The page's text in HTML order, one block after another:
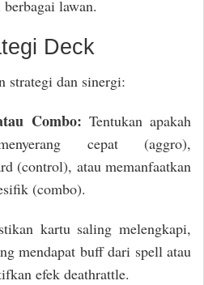
lawan.
Deck
strategi dan sinergi:
Combo: Tentukan apakah
cepat (aggro),
(control), atau memanfaatkan
(combo).
kartu saling melengkapi,
mendapat buff dari spell atau
efek deathrattle.